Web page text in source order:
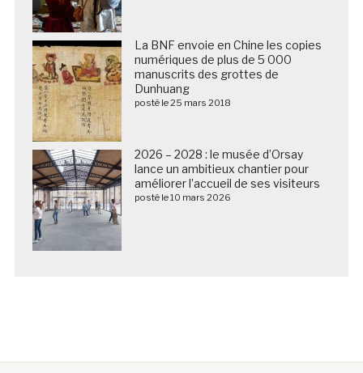
La BNF envoie en Chine les copies
numériques de plus de 5 000
manuscrits des grottes de
Dunhuang
posté le 25 mars 2018
2026 – 2028 : le musée d’Orsay
lance un ambitieux chantier pour
améliorer l’accueil de ses visiteurs
posté le 10 mars 2026